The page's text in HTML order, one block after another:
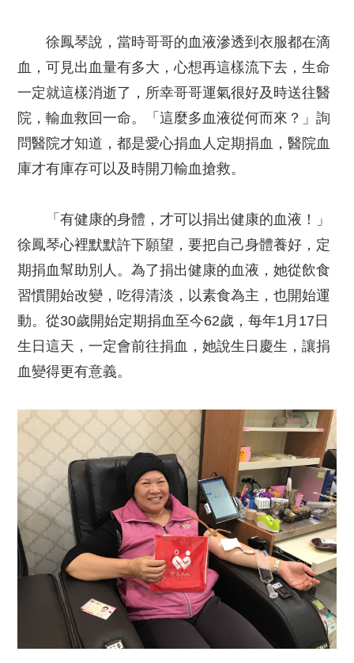
徐鳳琴說，當時哥哥的血液滲透到衣服都在滴
血，可見出血量有多大，心想再這樣流下去，生命
一定就這樣消逝了，所幸哥哥運氣很好及時送往醫
院，輸血救回一命。「這麼多血液從何而來？」詢
問醫院才知道，都是愛心捐血人定期捐血，醫院血
庫才有庫存可以及時開刀輸血搶救。
「有健康的身體，才可以捐出健康的血液！」
徐鳳琴心裡默默許下願望，要把自己身體養好，定
期捐血幫助別人。為了捐出健康的血液，她從飲食
習慣開始改變，吃得清淡，以素食為主，也開始運
動。從30歲開始定期捐血至今62歲，每年1月17日
生日這天，一定會前往捐血，她說生日慶生，讓捐
血變得更有意義。